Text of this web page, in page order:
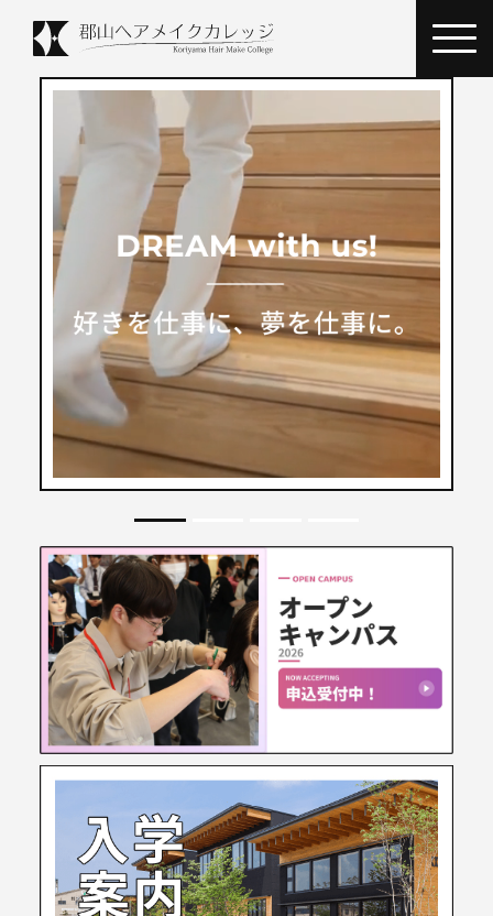
INTRODUCTION
ヘアカレ について
ADMISSION GUIDE
入学案内
OPEN CAMPUS
オープンキャンパス
カリキュラム・選択コース
CAMPUS LIFE
キャンパスライフ
EMPLOYMENT
就職・資格
TUITION SUPPORT
学費⽀援 制度
OTHER